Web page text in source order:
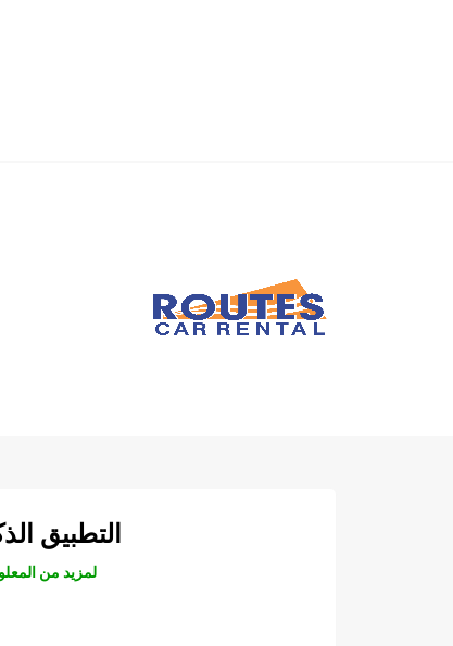
التطبيق
لمزيد من